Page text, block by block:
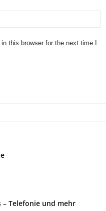
this browser for the next time I
– Telefonie und mehr